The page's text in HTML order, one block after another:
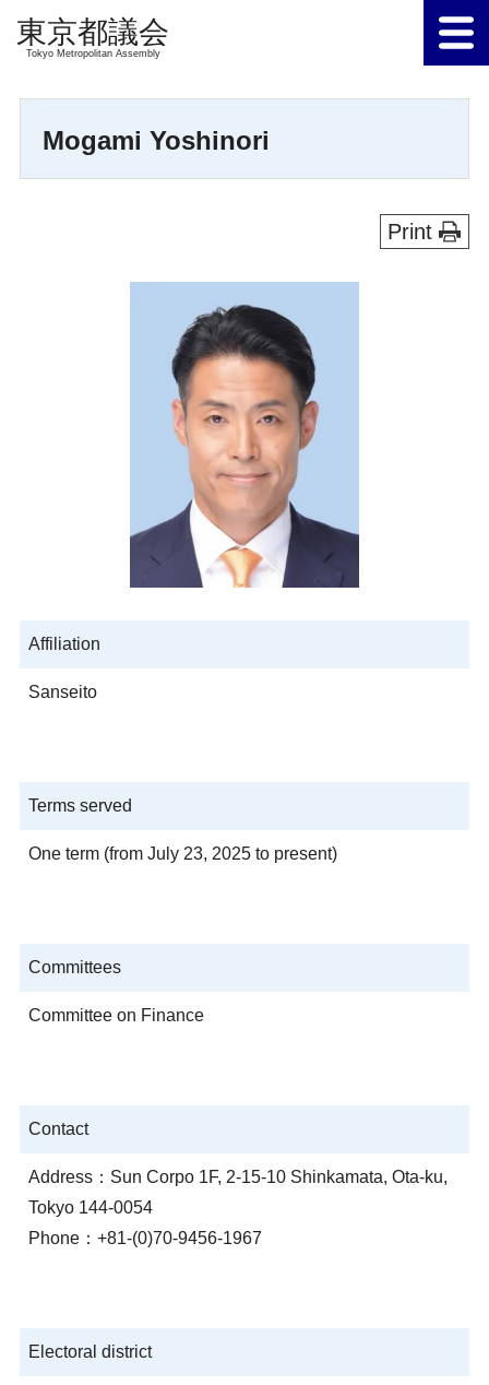
Tokyo Metropolitan Assembly
Mogami Yoshinori
Print
Affiliation
Sanseito
Terms served
One term (from July 23, 2025 to present)
Committees
Committee on Finance
Contact
Address：Sun Corpo 1F, 2-15-10 Shinkamata, Ota-ku,
Tokyo 144-0054
Phone：+81-(0)70-9456-1967
Electoral district